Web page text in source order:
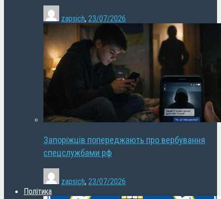
zapsich, 23/07/2026
Запоріжців попереджають про вербування
спецслужбами рф
zapsich, 23/07/2026
Політика